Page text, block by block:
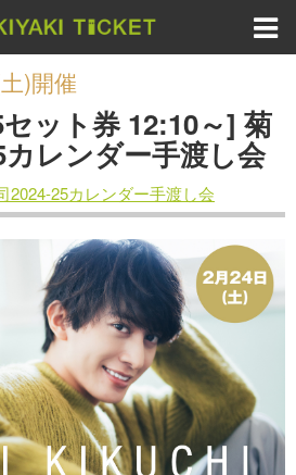
)開催
セット券 12:10～] 菊
レンダー手渡し会
2024-25カレンダー手渡し会